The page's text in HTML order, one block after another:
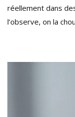
réellement dans
l’observe, on la